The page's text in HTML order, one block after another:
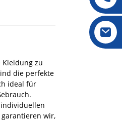
zu
die perfekte
ideal für
wir,